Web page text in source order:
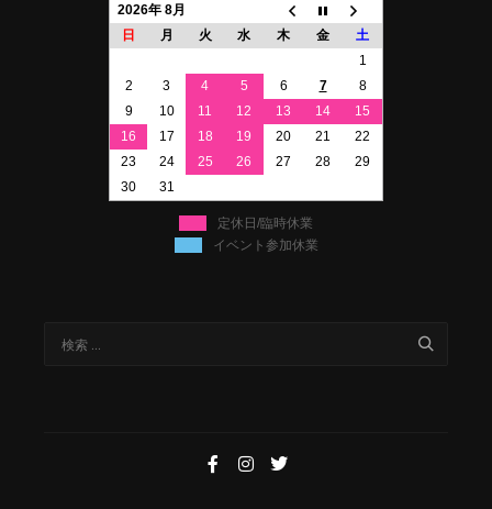
2026年 8月
日
月 火 水 木 金
土
1
2
3 4 5 6 7
8
9
10 11 12 13 14
15
16
17 18 19 20 21
22
23
24 25 26 27 28
29
30
31
定休日/臨時休業
イベント参加休業